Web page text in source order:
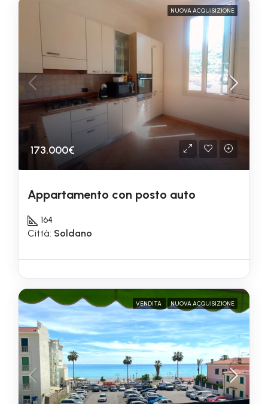
NUOVA ACQUISIZIONE
173.000€
Appartamento con posto auto
164
Città: Soldano
VENDITA NUOVA ACQUISIZIONE